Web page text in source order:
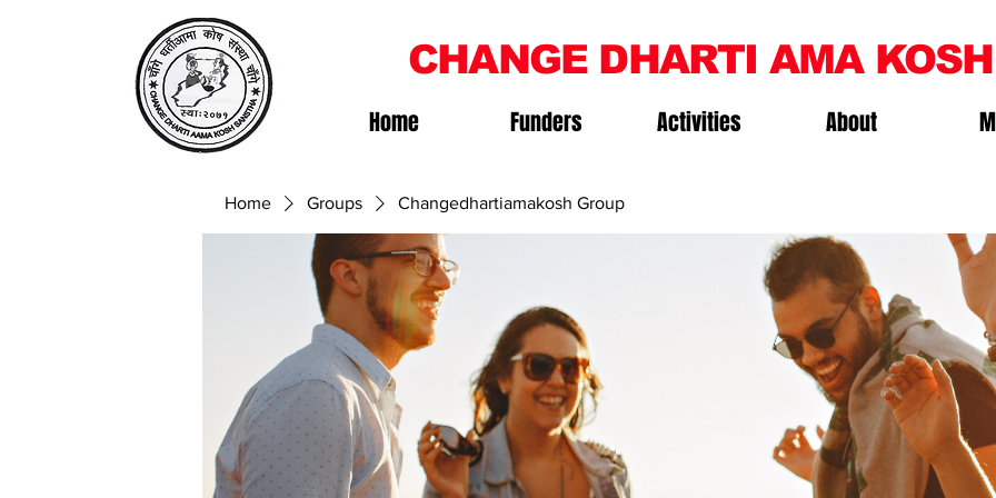
CHANGE DHARTI AMA KOSH
Home Funders Activities About
Home Groups Changedhartiamakosh Group